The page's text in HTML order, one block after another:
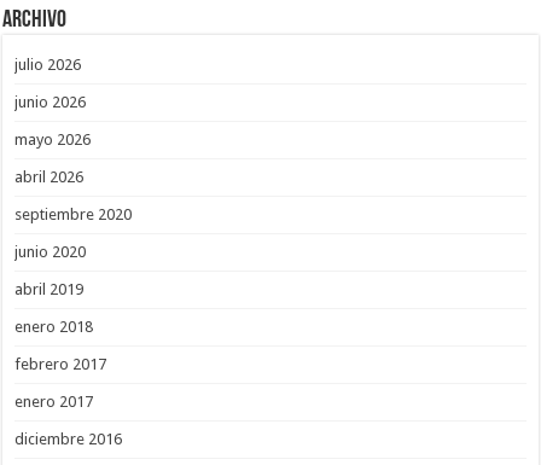
Archivo
julio 2026
junio 2026
mayo 2026
abril 2026
septiembre 2020
junio 2020
abril 2019
enero 2018
febrero 2017
enero 2017
diciembre 2016